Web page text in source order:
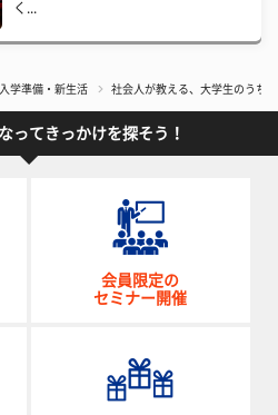
く...
入学準備・新生活 社会人が教える、大学生のうち
ってきっかけを探そう！
会員限定の
セミナー開催